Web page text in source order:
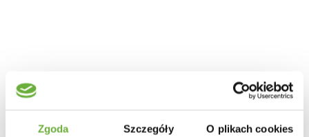
Zgoda Szczegóły O plikach cookies
SZAFKA NOCNA ŚCIENNA JOLIET 35X20CM STAL...
86,13 zł106,33 zł -19%